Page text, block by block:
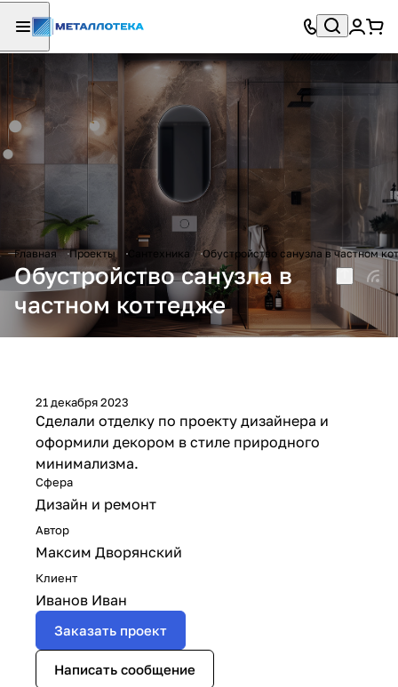
Главная Проекты Сантехника Обустройство санузла в частном
Обустройство санузла в
частном коттедже
21 декабря 2023
Сделали отделку по проекту дизайнера и
оформили декором в стиле природного
минимализма.
Сфера
Дизайн и ремонт
Автор
Максим Дворянский
Клиент
Иванов Иван
Заказать проект
Написать сообщение